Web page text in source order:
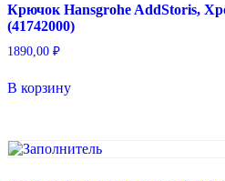
Крючок Hansgrohe AddStoris,
(41742000)
1890,00 ₽
В корзину